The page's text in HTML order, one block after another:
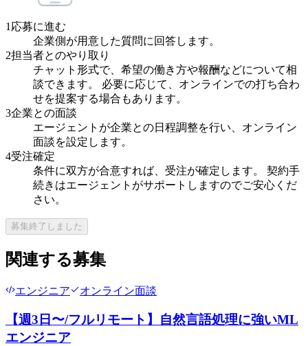
1 応募に進む
企業側が用意した質問に回答します。
2担当者とのやり取り
チャット形式で、希望の働き方や報酬などについて相
談できます。 必要に応じて、オンラインでの打ち合わ
せを提案する場合もあります。
3企業との面談
エージェントが企業との日程調整を行い、オンライン
面談を設定します。
4受注確定
条件に双方が合意すれば、受注が確定します。 契約手
続きはエージェントがサポートしますのでご安心くだ
さい。
募集終了しました
関連する募集
エンジニア オンライン面談
【週3日〜/フルリモート】自然言語処理に強いML
エンジニア